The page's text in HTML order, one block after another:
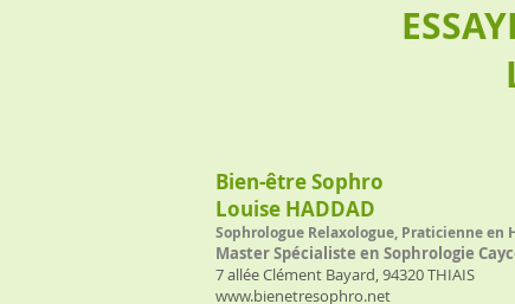
Bien-être Sophro
Louise HADDAD
Sophrologue Relaxologue, Praticienne en
Master Spécialiste en Sophrologie
7 allée Clément Bayard, 94320 THIAIS
www.bienetresophro.net